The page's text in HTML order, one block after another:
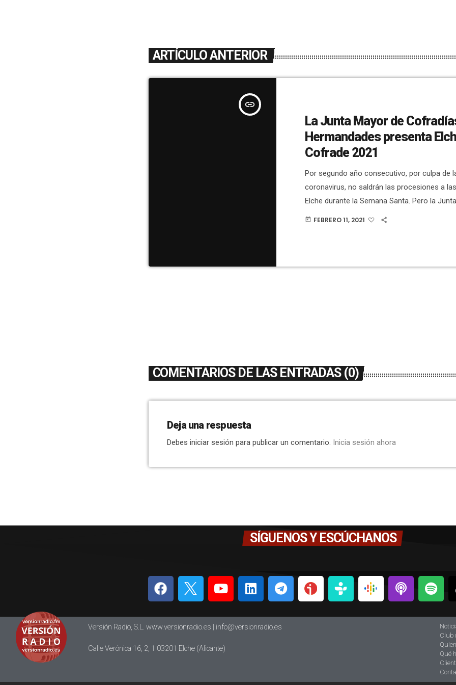
ARTÍCULO ANTERIOR
insert_link
La Junta Mayor de
Hermandades presenta
Cofrade 2021
Por segundo año consecutivo, por culpa de
coronavirus, no saldrán las procesiones a
Elche durante la Semana Santa. Pero la
Cofradías y Hermandades de la Semana
especiales […]
today FEBRERO 11, 2021
COMENTARIOS DE LAS ENTRADAS (0)
Deja una respuesta
Debes iniciar sesión para publicar un comentario. Inicia sesión ahora
SÍGUENOS Y ESCÚCHANOS
Versión Radio, S.L. www.versionradio.es | info@versionradio.es
Calle Verónica 16, 2, 1 03201 Elche (Alicante)
Club
Qué